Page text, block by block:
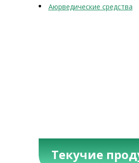
Аюрведические средства
Текучие